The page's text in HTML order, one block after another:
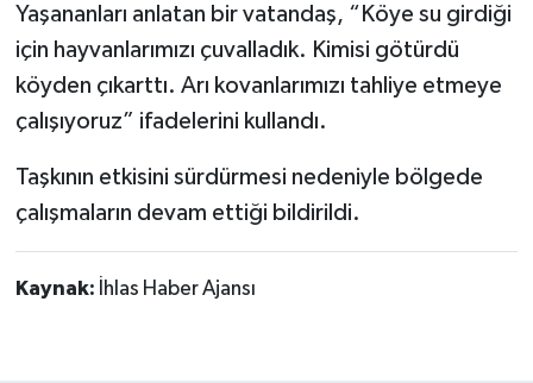
Yaşananları anlatan bir vatandaş, “Köye su girdiği
için hayvanlarımızı çuvalladık. Kimisi götürdü
köyden çıkarttı. Arı kovanlarımızı tahliye etmeye
çalışıyoruz” ifadelerini kullandı.
Taşkının etkisini sürdürmesi nedeniyle bölgede
çalışmaların devam ettiği bildirildi.
Kaynak: İhlas Haber Ajansı